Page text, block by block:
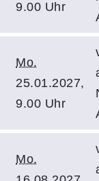
9.00 Uhr
Mo.
25.01.2027,
9.00 Uhr
Mo.